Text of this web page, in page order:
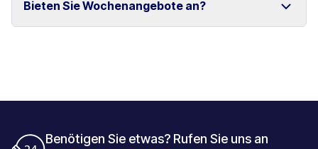
und Rethymno.
Das Fahrzeug muss mit der gleichen Tankfüllung
Bieten Sie Wochenangebote an?
Benötigen Sie etwas? Rufen Sie uns an